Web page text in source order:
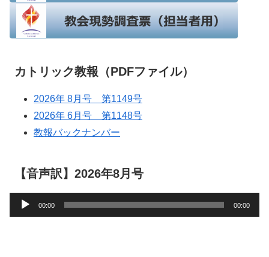
カトリック教報（PDFファイル）
2026年 8月号 第1149号
2026年 6月号 第1148号
教報バックナンバー
【音声訳】2026年8月号
声
00:00 00:00